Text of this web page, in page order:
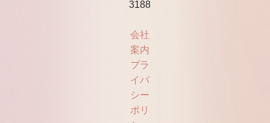
3188
会社
案内
プラ
イバ
シー
ポリ